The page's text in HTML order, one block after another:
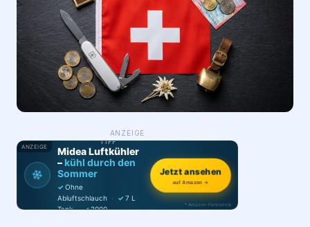
Für Firmen
Login
Firma eintragen
ANZEIGE
ANZEIGE
❄
PRODUKT-
TIPP
Midea Luftkühler
–kühl durch den
Sommer
✓ Ohne
Abluftschlauch · ✓ 7 L
Tank · ✓2000
Jetzt ansehen
auf Amazon →
* Amazon-Partnerlink